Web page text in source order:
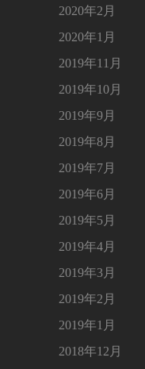
2020年2月
2020年1月
2019年11月
2019年10月
2019年9月
2019年8月
2019年7月
2019年6月
2019年5月
2019年4月
2019年3月
2019年2月
2019年1月
2018年12月